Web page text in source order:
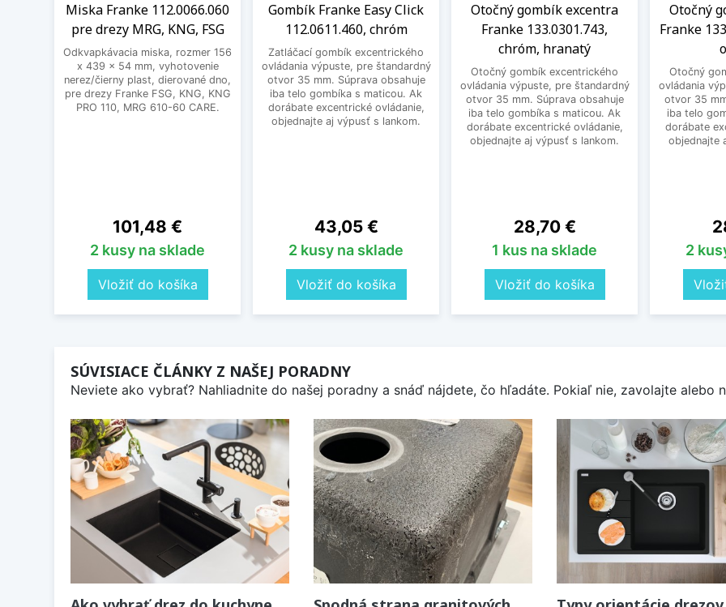
Miska Franke 112.0066.060
pre drezy MRG, KNG, FSG
Odkvapkávacia miska, rozmer 156
x 439 x 54 mm, vyhotovenie
nerez/čierny plast, dierované dno,
pre drezy Franke FSG, KNG, KNG
PRO 110, MRG 610-60 CARE.
Cena
101,48 €
2 kusy na sklade
Vložiť do košíka
Gombík Franke Easy Click
112.0611.460, chróm
Zatláčací gombík excentrického
ovládania výpuste, pre štandardný
otvor 35 mm. Súprava obsahuje
iba telo gombíka s maticou. Ak
dorábate excentrické ovládanie,
objednajte aj výpusť s lankom.
Cena
43,05 €
2 kusy na sklade
Vložiť do košíka
Otočný gombík excentra
Franke 133.0301.743,
chróm, hranatý
Otočný gombík excentrického
ovládania výpuste, pre štandardný
otvor 35 mm. Súprava obsahuje
iba telo gombíka s maticou. Ak
dorábate excentrické ovládanie,
objednajte aj výpusť s lankom.
Cena
28,70 €
1 kus na sklade
Vložiť do košíka
Otočný
Franke
Otočný
ovládania
otvor 35
iba telo
dorábate
objednajte
2
SÚVISIACE ČLÁNKY Z NAŠEJ PORADNY
Neviete ako vybrať? Nahliadnite do našej poradny a snáď nájdete, čo hľadáte. Pokiaľ nie, zavolajte alebo